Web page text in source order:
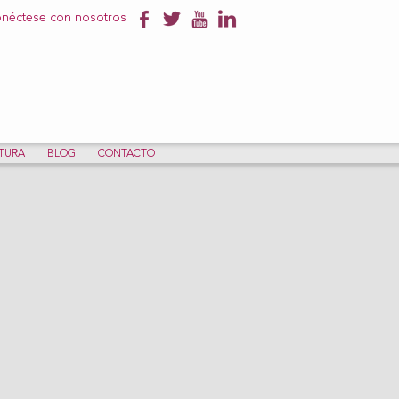
con nosotros
BLOG CONTACTO